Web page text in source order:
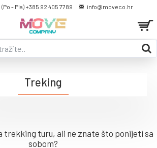
(Po - Pia) +385 92 405 7789 info@moveco.hr
Treking
trekking turu, ali ne znate što ponijeti sa
sobom?